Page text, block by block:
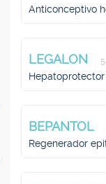
Anticonceptivo
LEGALON
Hepatoprotector
BEPANTOL
Regenerador